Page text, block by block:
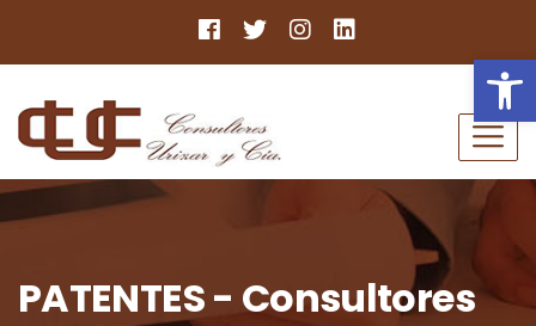
PATENTES - Consultores